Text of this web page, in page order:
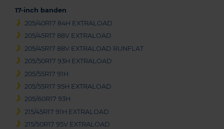
17-inch banden
205/40R17 84H EXTRALOAD
205/45R17 88V EXTRALOAD
205/45R17 88V EXTRALOAD RUNFLAT
205/50R17 93H EXTRALOAD
205/55R17 91H
205/55R17 95H EXTRALOAD
205/60R17 93H
215/45R17 91H EXTRALOAD
215/50R17 95V EXTRALOAD